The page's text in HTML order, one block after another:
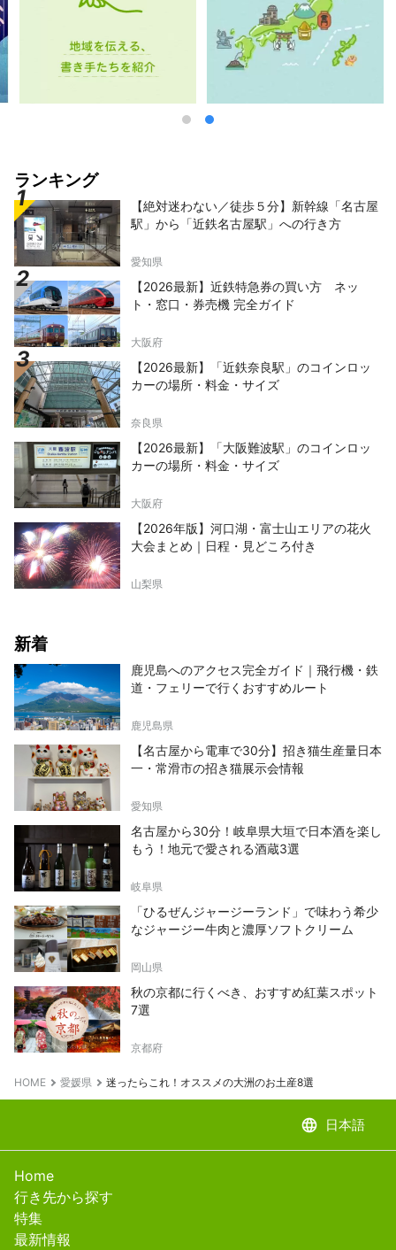
ランキング
【絶対迷わない／徒歩５分】新幹線「名古屋
駅」から「近鉄名古屋駅」への行き方
愛知県
【2026最新】近鉄特急券の買い方 ネッ
ト・窓口・券売機 完全ガイド
大阪府
【2026最新】「近鉄奈良駅」のコインロッ
カーの場所・料金・サイズ
奈良県
【2026最新】「大阪難波駅」のコインロッ
カーの場所・料金・サイズ
大阪府
【2026年版】河口湖・富士山エリアの花火
大会まとめ｜日程・見どころ付き
山梨県
新着
鹿児島へのアクセス完全ガイド｜飛行機・鉄
道・フェリーで行くおすすめルート
鹿児島県
【名古屋から電車で30分】招き猫生産量日本
一・常滑市の招き猫展示会情報
愛知県
名古屋から30分！岐阜県大垣で日本酒を楽し
もう！地元で愛される酒蔵3選
岐阜県
「ひるぜんジャージーランド」で味わう希少
なジャージー牛肉と濃厚ソフトクリーム
岡山県
秋の京都に行くべき、おすすめ紅葉スポット
7選
京都府
HOME 愛媛県 迷ったらこれ！オススメの大洲のお土産8選
language 日本語
Home
行き先から探す
特集
最新情報